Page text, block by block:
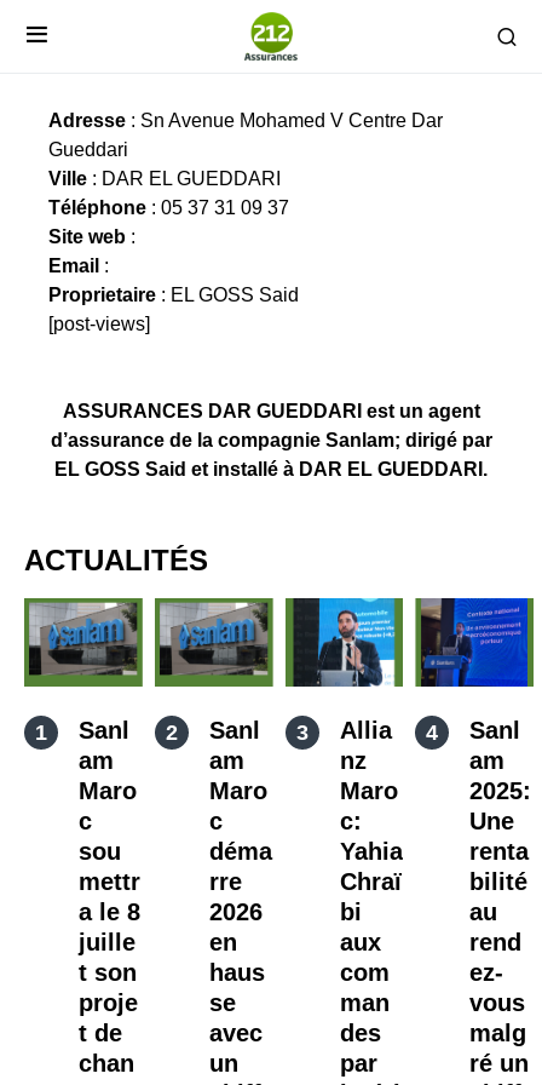
ASSURANCES DAR GUEDDARI
Adresse : Sn Avenue Mohamed V Centre Dar
Gueddari
Ville : DAR EL GUEDDARI
Téléphone : 05 37 31 09 37
Site web :
Email :
Proprietaire : EL GOSS Said
[post-views]
ASSURANCES DAR GUEDDARI est un agent
d’assurance de la compagnie Sanlam; dirigé par
EL GOSS Said et installé à DAR EL GUEDDARI.
ACTUALITÉS
Sanl
am
Maro
c
sou
mettr
a le 8
juille
t son
proje
t de
chan
Sanl
am
Maro
c
déma
rre
2026
en
haus
se
avec
un
Allia
nz
Maro
c:
Yahia
Chraï
bi
aux
com
man
des
par
Sanl
am
2025:
Une
renta
bilité
au
rend
ez-
vous
malg
ré un